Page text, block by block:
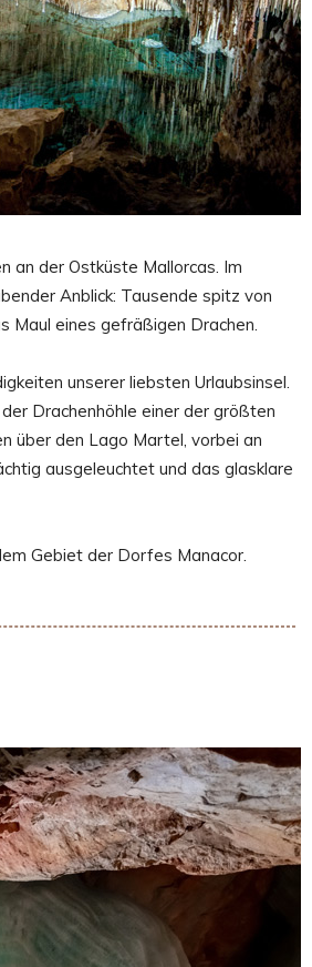
an der Ostküste Mallorcas. Im
Anblick: Tausende spitz von
Maul eines gefräßigen Drachen.
unserer liebsten Urlaubsinsel.
Drachenhöhle einer der größten
über den Lago Martel, vorbei an
ausgeleuchtet und das glasklare
Gebiet der Dorfes Manacor.